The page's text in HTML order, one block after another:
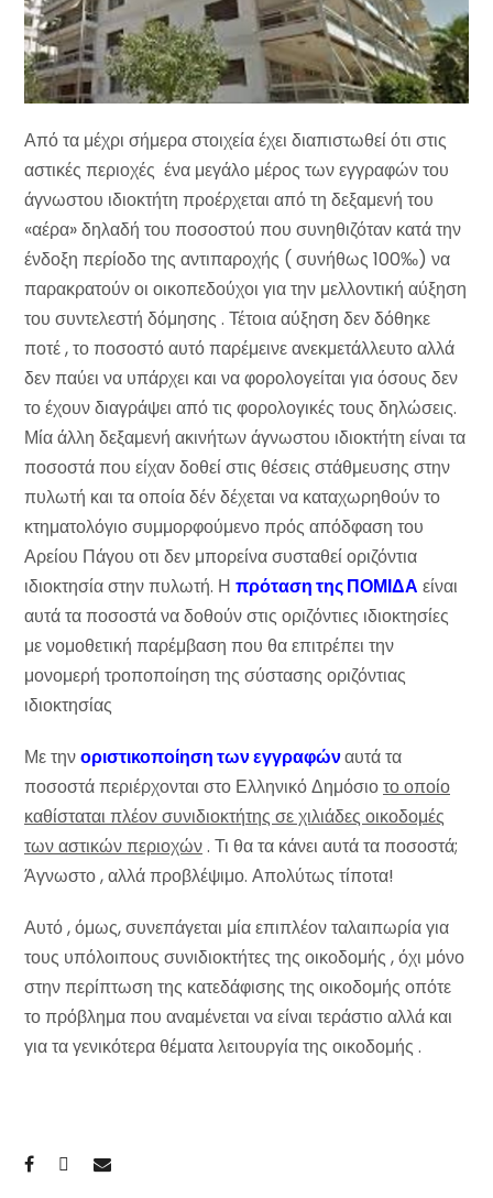
Από τα μέχρι σήμερα στοιχεία έχει διαπιστωθεί ότι στις
αστικές περιοχές ένα μεγάλο μέρος των εγγραφών του
άγνωστου ιδιοκτήτη προέρχεται από τη δεξαμενή του
«αέρα» δηλαδή του ποσοστού που συνηθιζόταν κατά την
ένδοξη περίοδο της αντιπαροχής ( συνήθως 100‰) να
παρακρατούν οι οικοπεδούχοι για την μελλοντική αύξηση
του συντελεστή δόμησης . Τέτοια αύξηση δεν δόθηκε
ποτέ , το ποσοστό αυτό παρέμεινε ανεκμετάλλευτο αλλά
δεν παύει να υπάρχει και να φορολογείται για όσους δεν
το έχουν διαγράψει από τις φορολογικές τους δηλώσεις.
Μία άλλη δεξαμενή ακινήτων άγνωστου ιδιοκτήτη είναι τα
ποσοστά που είχαν δοθεί στις θέσεις στάθμευσης στην
πυλωτή και τα οποία δέν δέχεται να καταχωρηθούν το
κτηματολόγιο συμμορφούμενο πρός απόδφαση του
Αρείου Πάγου οτι δεν μπορείνα συσταθεί οριζόντια
ιδιοκτησία στην πυλωτή. Η πρόταση της ΠΟΜΙΔΑ είναι
αυτά τα ποσοστά να δοθούν στις οριζόντιες ιδιοκτησίες
με νομοθετική παρέμβαση που θα επιτρέπει την
μονομερή τροποποίηση της σύστασης οριζόντιας
ιδιοκτησίας
Με τηνοριστικοποίηση των εγγραφώναυτά τα
ποσοστά περιέρχονται στο Ελληνικό Δημόσιοτο οποίο
καθίσταται πλέον συνιδιοκτήτης σε χιλιάδες οικοδομές
των αστικών περιοχών. Τι θα τα κάνει αυτά τα ποσοστά;
Άγνωστο , αλλά προβλέψιμο. Απολύτως τίποτα!
Αυτό , όμως, συνεπάγεται μία επιπλέον ταλαιπωρία για
τους υπόλοιπους συνιδιοκτήτες της οικοδομής , όχι μόνο
στην περίπτωση της κατεδάφισης της οικοδομής οπότε
το πρόβλημα που αναμένεται να είναι τεράστιο αλλά και
για τα γενικότερα θέματα λειτουργία της οικοδομής .